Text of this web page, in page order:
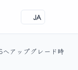
JA
へアップグレード時